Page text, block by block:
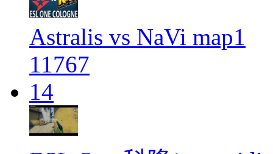
Astralis vs NaVi map1
11767
14